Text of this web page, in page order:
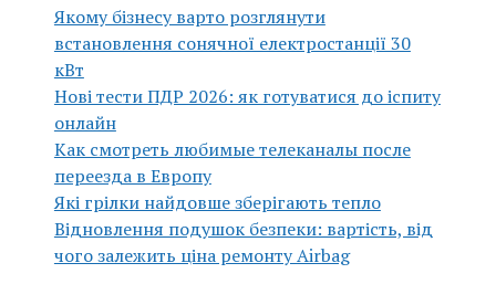
Якому бізнесу варто розглянути
встановлення сонячної електростанції 30
кВт
Нові тести ПДР 2026: як готуватися до іспиту
онлайн
Как смотреть любимые телеканалы после
переезда в Европу
Які грілки найдовше зберігають тепло
Відновлення подушок безпеки: вартість, від
чого залежить ціна ремонту Airbag